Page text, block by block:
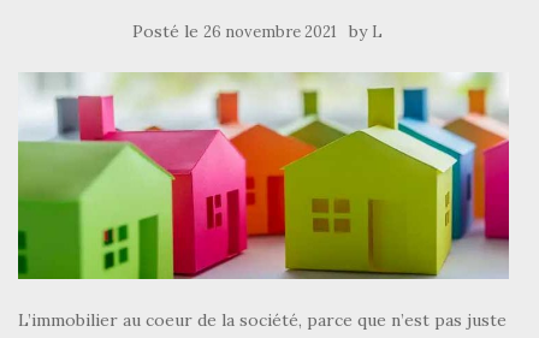
Posté le 26 novembre 2021 by L
L’immobilier au coeur de la société, parce que n’est pas juste